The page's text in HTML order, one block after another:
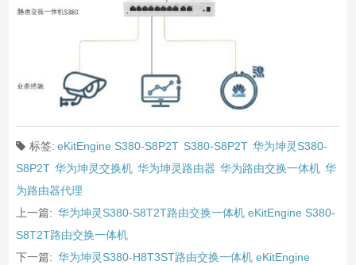
标签: eKitEngine S380-S8P2T S380-S8P2T 华为坤灵S380-
S8P2T 华为坤灵交换机 华为坤灵路由器 华为路由交换一体机 华
为路由器代理
上一篇: 华为坤灵S380-S8T2T路由交换一体机 eKitEngine S380-
S8T2T路由交换一体机
下一篇: 华为坤灵S380-H8T3ST路由交换一体机 eKitEngine